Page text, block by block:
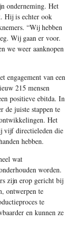
onderneming. Het
Hij is echter ook
“Wij hebben
Wij gaan er voor.
we weer aanknopen
engagement van een
215 mensen
positieve ebitda. In
de juiste stappen te
Het
vijf directieleden die
hebben.
wat
worden.
zijn erop gericht bij
ontwerpen te
te
en kunnen ze